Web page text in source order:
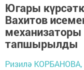
Югары
Вахитов
тапшырылды
Ризилә КОРБАНОВА,